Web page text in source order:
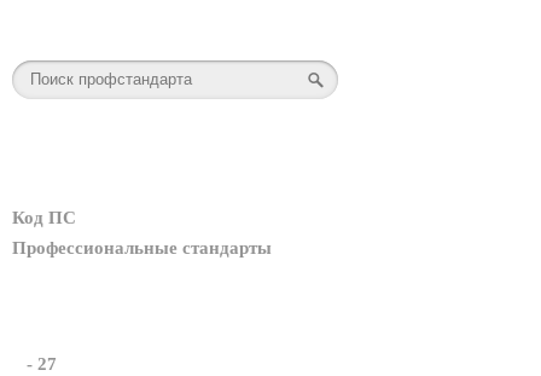
Код ПС
Профессиональные стандарты
- 27